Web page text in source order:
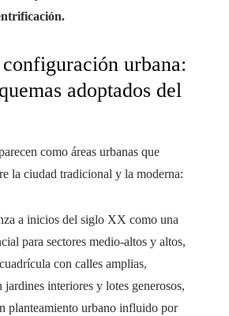
urbana:
adoptados del
como áreas urbanas que
la ciudad tradicional y la moderna:
a inicios del siglo XX como una
para sectores medio-altos y altos,
con calles amplias,
jardines interiores y lotes generosos,
planteamiento urbano influido por